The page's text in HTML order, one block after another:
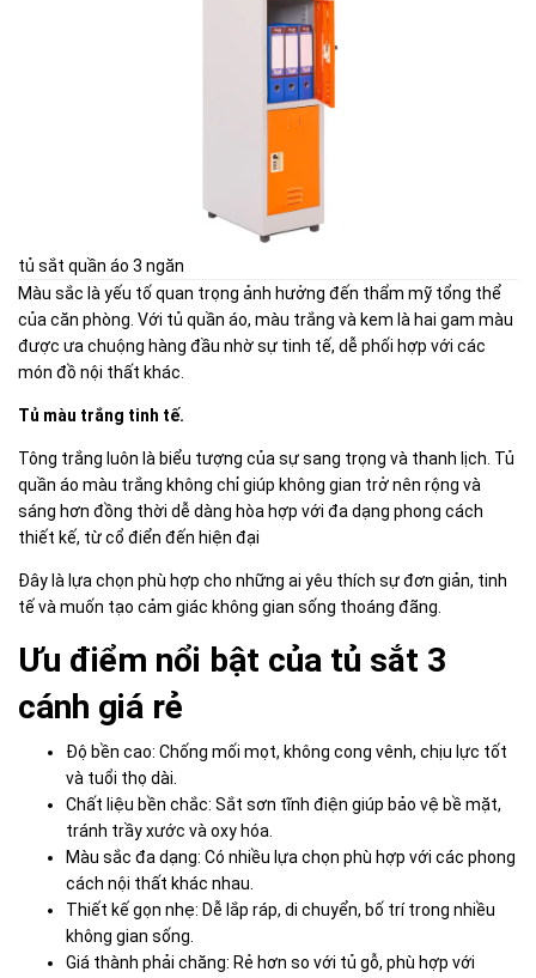
tủ sắt quần áo 3 ngăn
Màu sắc là yếu tố quan trọng ảnh hưởng đến thẩm mỹ tổng thể
của căn phòng. Với tủ quần áo, màu trắng và kem là hai gam màu
được ưa chuộng hàng đầu nhờ sự tinh tế, dễ phối hợp với các
món đồ nội thất khác.
Tủ màu trắng tinh tế.
Tông trắng luôn là biểu tượng của sự sang trọng và thanh lịch. Tủ
quần áo màu trắng không chỉ giúp không gian trở nên rộng và
sáng hơn đồng thời dễ dàng hòa hợp với đa dạng phong cách
thiết kế, từ cổ điển đến hiện đại
Đây là lựa chọn phù hợp cho những ai yêu thích sự đơn giản, tinh
tế và muốn tạo cảm giác không gian sống thoáng đãng.
Ưu điểm nổi bật của tủ sắt 3
cánh giá rẻ
Độ bền cao: Chống mối mọt, không cong vênh, chịu lực tốt
và tuổi thọ dài.
Chất liệu bền chắc: Sắt sơn tĩnh điện giúp bảo vệ bề mặt,
tránh trầy xước và oxy hóa.
Màu sắc đa dạng: Có nhiều lựa chọn phù hợp với các phong
cách nội thất khác nhau.
Thiết kế gọn nhẹ: Dễ lắp ráp, di chuyển, bố trí trong nhiều
không gian sống.
Giá thành phải chăng: Rẻ hơn so với tủ gỗ, phù hợp với